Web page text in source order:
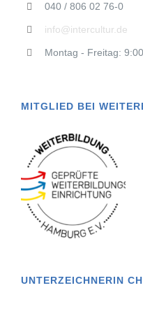
040 / 806 02 76-0
info@intercultur.de
Montag - Freitag:
MITGLIED BEI
UNTERZEICHNERIN